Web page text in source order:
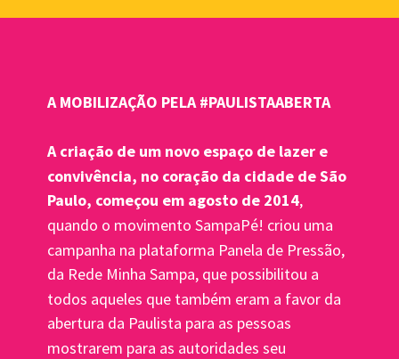
A MOBILIZAÇÃO PELA #PAULISTAABERTA
A criação de um novo espaço de lazer e
convivência, no coração da cidade de São
Paulo, começou em agosto de 2014,
quando o movimento SampaPé! criou uma
campanha na plataforma Panela de Pressão,
da Rede Minha Sampa, que possibilitou a
todos aqueles que também eram a favor da
abertura da Paulista para as pessoas
mostrarem para as autoridades seu